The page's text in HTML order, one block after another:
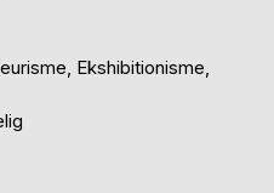
Ekshibitionisme,